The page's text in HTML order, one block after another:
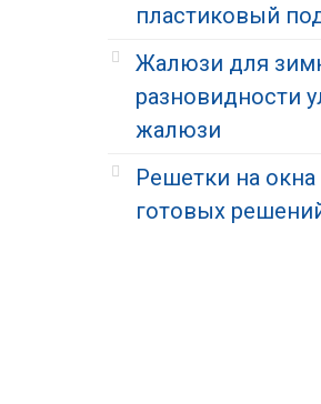
пластиковый
Жалюзи для
разновидности
жалюзи
Решетки на
готовых